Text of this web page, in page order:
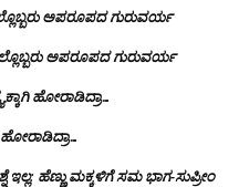
ಅಪರೂಪದ ಗುರುವರ್ಯ
ಅಪರೂಪದ ಗುರುವರ್ಯ
ಹೋರಾಡಿದ್ರಾ…
ಹೋರಾಡಿದ್ರಾ…
ಇಲ್ಲ: ಹೆಣ್ಣು ಮಕ್ಕಳಿಗೆ ಸಮ ಭಾಗ-ಸುಪ್ರೀಂ